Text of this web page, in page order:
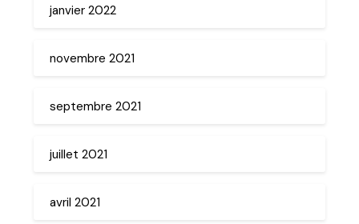
janvier 2022
novembre 2021
septembre 2021
juillet 2021
avril 2021